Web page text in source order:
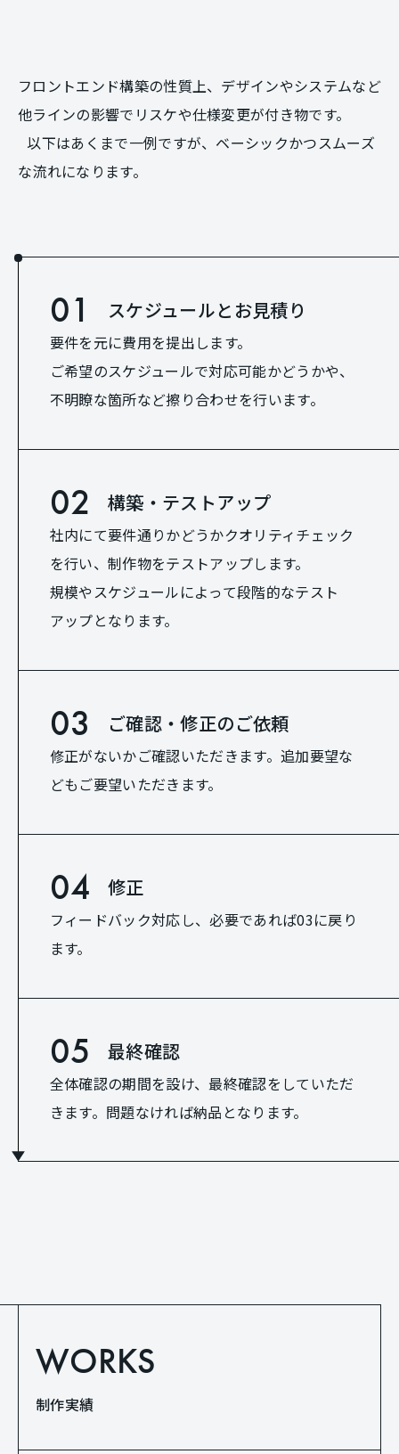
フロントエンド構築の性質上、デザインやシステムなど
他ラインの影響でリスケや仕様変更が付き物です。
以下はあくまで一例ですが、ベーシックかつスムーズ
な流れになります。
01 スケジュールとお見積り
要件を元に費用を提出します。
ご希望のスケジュールで対応可能かどうかや、
不明瞭な箇所など擦り合わせを行います。
02 構築・テストアップ
社内にて要件通りかどうかクオリティチェック
を行い、制作物をテストアップします。
規模やスケジュールによって段階的なテスト
アップとなります。
03 ご確認・修正のご依頼
修正がないかご確認いただきます。追加要望な
どもご要望いただきます。
04 修正
フィードバック対応し、必要であれば03に戻り
ます。
05 最終確認
全体確認の期間を設け、最終確認をしていただ
きます。問題なければ納品となります。
WORKS
制作実績